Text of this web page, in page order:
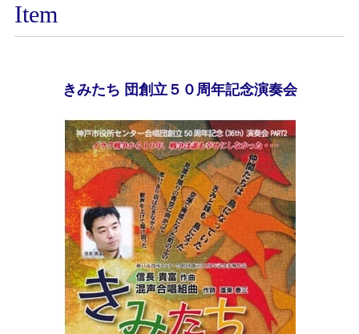
Item
きみたち 団創立５０周年記念演奏会